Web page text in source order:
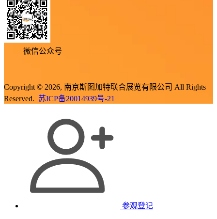
微信公众号
Copyright © 2026, 南京斯图加特联合展览有限公司 All Rights
Reserved. 苏ICP备20014939号-21
参观登记